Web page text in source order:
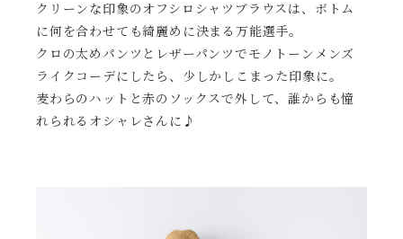
クリーンな印象のオフシロシャツブラウスは、ボトム
に何を合わせても綺麗めに決まる万能選手。
クロの太めパンツとレザーパンツでモノトーンメンズ
ライクコーデにしたら、少しかしこまった印象に。
麦わらのハットと赤のソックスで外して、誰からも憧
れられるオシャレさんに♪